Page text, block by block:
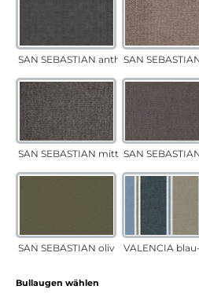
SAN SEBASTIAN anthrazit
SAN
SAN SEBASTIAN mittelgrau
SAN
SAN SEBASTIAN oliv VALENCIA
Bullaugen wählen